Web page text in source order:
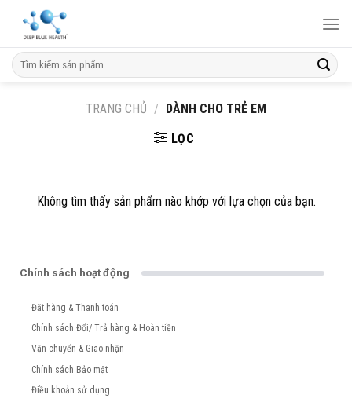
content
Tìm
kiếm:
TRANG CHỦ / DÀNH CHO TRẺ EM
LỌC
Không tìm thấy sản phẩm nào khớp với lựa chọn của bạn.
Chính sách hoạt động
Đặt hàng & Thanh toán
Chính sách Đổi/ Trả hàng & Hoàn tiền
Vận chuyển & Giao nhận
Chính sách Bảo mật
Điều khoản sử dụng